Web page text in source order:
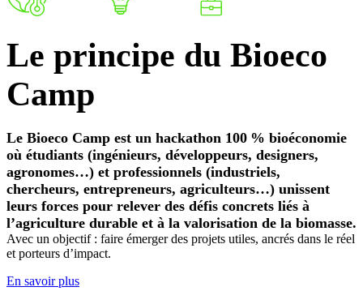
Le principe du Bioeco
Camp
Le Bioeco Camp est un hackathon 100 % bioéconomie
où étudiants (ingénieurs, développeurs, designers,
agronomes…) et professionnels (industriels,
chercheurs, entrepreneurs, agriculteurs…) unissent
leurs forces pour relever des défis concrets liés à
l’agriculture durable et à la valorisation de la biomasse.
Avec un objectif : faire émerger des projets utiles, ancrés dans le réel
et porteurs d’impact.
En savoir plus